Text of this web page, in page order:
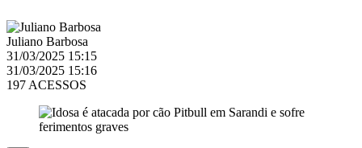
Juliano Barbosa
31/03/2025 15:15
31/03/2025 15:16
197 ACESSOS